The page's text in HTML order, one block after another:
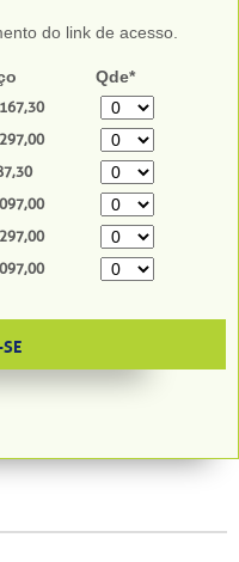
do link de acesso.
Qde*